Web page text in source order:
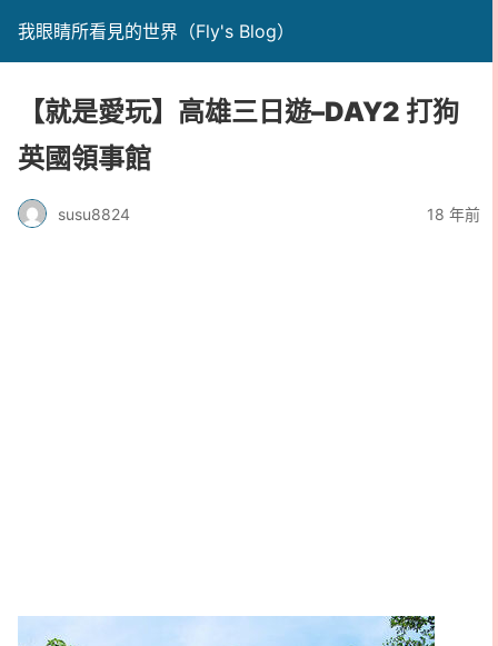
我眼睛所看見的世界（Fly's Blog）
【就是愛玩】高雄三日遊–DAY2 打狗
英國領事館
susu8824 18 年前